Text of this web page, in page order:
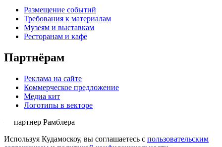
Размещение событий
Требования к материалам
Музеям и выставкам
Ресторанам и кафе
Партнёрам
Реклама на сайте
Коммерческое предложение
Медиа кит
Логотипы в векторе
— партнер Рамблера
Используя Кудамоскоу, вы соглашаетесь с пользовательским